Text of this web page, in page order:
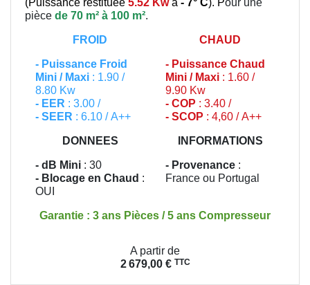
pièce de 70 m² à 100 m².
FROID
- Puissance Froid
Mini / Maxi : 1.90 /
8.80 Kw
- EER : 3.00 /
- SEER : 6.10 / A++
CHAUD
- Puissance Chaud
Mini / Maxi : 1.60 /
9.90 Kw
- COP : 3.40 /
- SCOP : 4,60 / A++
DONNEES
- dB Mini : 30
- Blocage en Chaud :
OUI
INFORMATIONS
- Provenance :
France ou Portugal
Garantie : 3 ans Pièces / 5 ans Compresseur
A partir de
2 679,00 € TTC